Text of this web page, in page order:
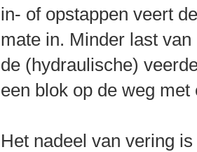
in- of opstappen veert
mate in. Minder last
de (hydraulische)
een blok op de weg
Het nadeel van vering